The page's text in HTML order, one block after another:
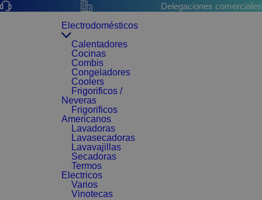
Delegaciones comerciales
Electrodomésticos
Calentadores
Cocinas
Combis
Congeladores
Coolers
Frigorificos /
Neveras
Frigorificos
Americanos
Lavadoras
Lavasecadoras
Lavavajillas
Secadoras
Termos
Electricos
Varios
Vinotecas